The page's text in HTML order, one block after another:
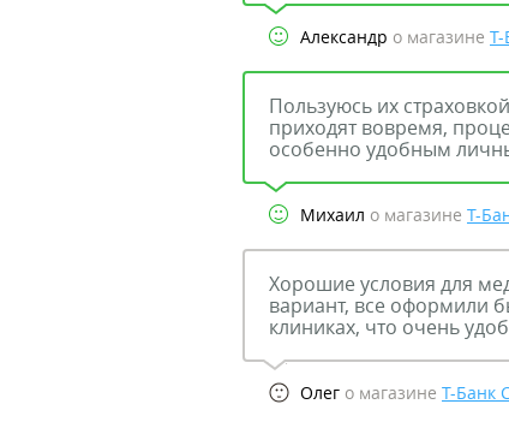
Александр о магазине
Пользуюсь их
приходят вовремя,
особенно удобным
Михаил о магазине Т-
Хорошие условия для
вариант, все оформили
клиниках, что очень
Олег о магазине Т-Банк